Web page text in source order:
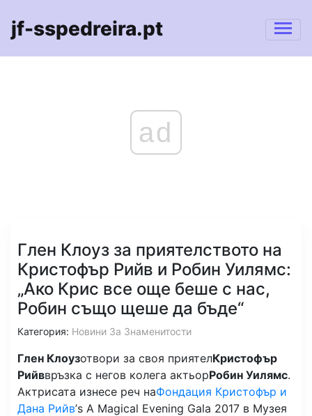
jf-sspedreira.pt
ad
Глен Клоуз за приятелството на
Кристофър Рийв и Робин Уилямс:
„Ако Крис все още беше с нас,
Робин също щеше да бъде“
Категория: Новини За Знаменитости
Глен Клоузотвори за своя приятелКристофър
Рийввръзка с негов колега актьорРобин Уилямс.
Актрисата изнесе реч наФондация Кристофър и
Дана Рийв’s A Magical Evening Gala 2017 в Музея